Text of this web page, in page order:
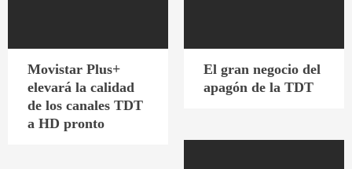
Movistar Plus+
elevará la calidad
de los canales TDT
a HD pronto
El gran negocio del
apagón de la TDT